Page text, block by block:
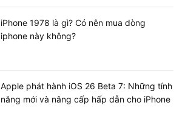
iPhone 1978 là gì? Có nên mua dòng
iphone này không?
Apple phát hành iOS 26 Beta 7: Những tính
năng mới và nâng cấp hấp dẫn cho iPhone